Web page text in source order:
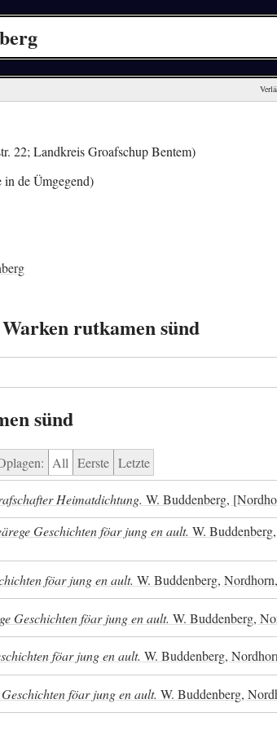
22; Landkreis Groafschup Bentem)
in de Ümgegend)
rutkamen sünd
sünd
All Eerste Letzte
Heimatdichtung. W. Buddenberg,
Geschichten föar jung en ault. W.
föar jung en ault. W. Buddenberg,
Geschichten föar jung en ault. W. Buddenberg,
föar jung en ault. W. Buddenberg,
föar jung en ault. W. Buddenberg,